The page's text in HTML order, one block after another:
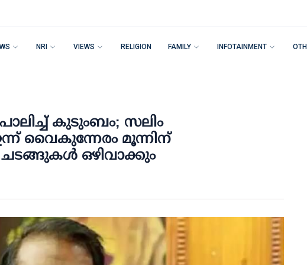
NRI VIEWS RELIGION FAMILY INFOTAINMENT
കുടുംബം; സലിം
വൈകുന്നേരം മൂന്നിന്
ചടങ്ങുകള്‍ ഒഴിവാക്കും